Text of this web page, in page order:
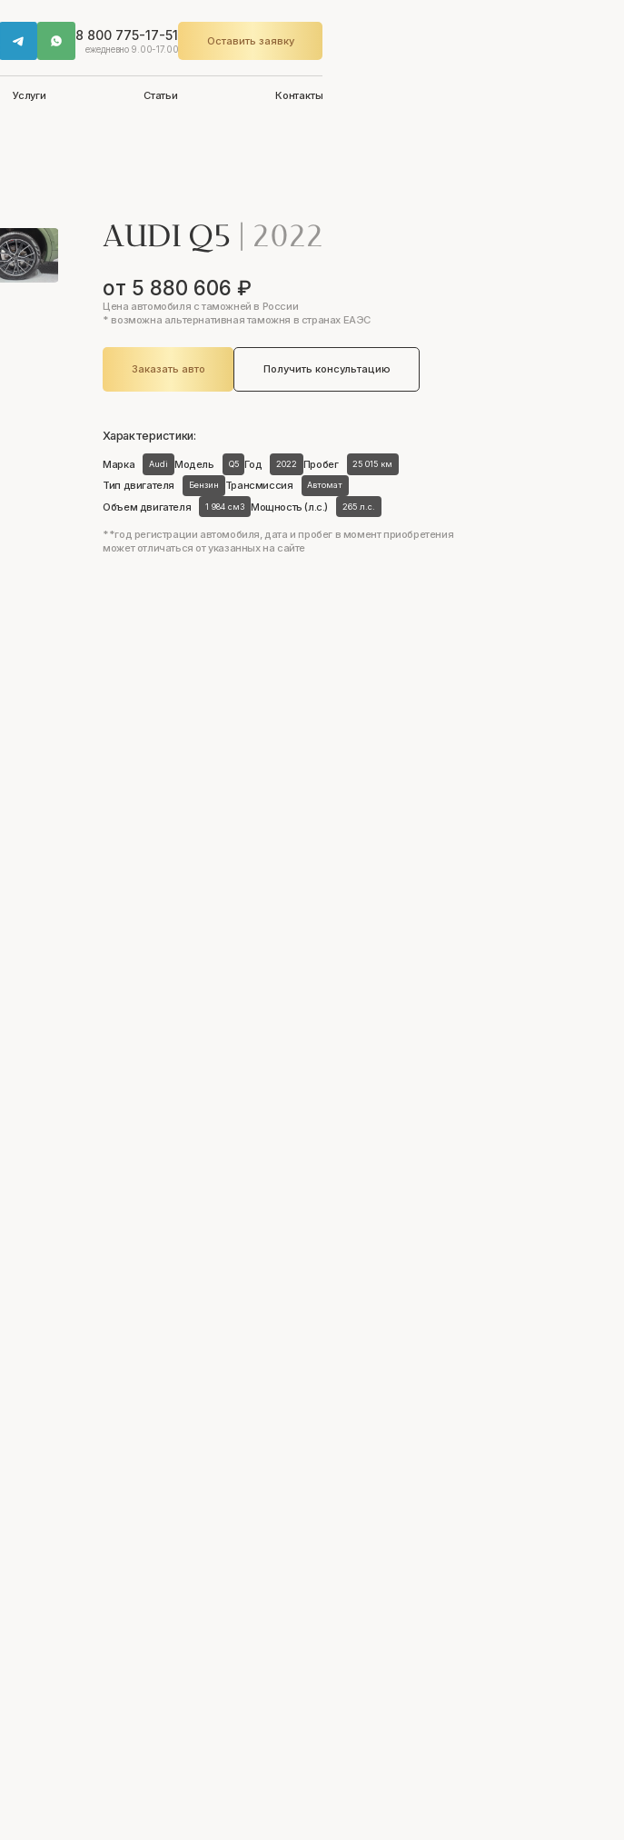
8 800 775-17-51
ежедневно 9.00-17.00
Оставить заявку
Услуги Статьи Контакты
AUDI Q5 | 2022
от 5 880 606 ₽
Цена автомобиля с таможней в России
* возможна альтернативная таможня в странах ЕАЭС
Заказать авто Получить консультацию
Характеристики:
Марка Audi Модель Q5 Год 2022 Пробег 25 015 км
Тип двигателя Бензин Трансмиссия Автомат
Объем двигателя 1 984 см3 Мощность (л.с.) 265 л.с.
**год регистрации автомобиля, дата и пробег в момент приобретения
может отличаться от указанных на сайте